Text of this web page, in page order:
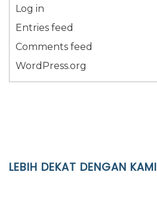
Log in
Entries feed
Comments feed
WordPress.org
LEBIH DEKAT DENGAN KAMI